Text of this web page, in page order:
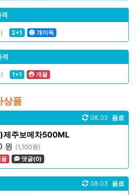
2+1 개이득
1+1 개꿀
상품
음료
08.03
제주보메차500ML
원 (1,100원)
댓글(0)
음료
08.03